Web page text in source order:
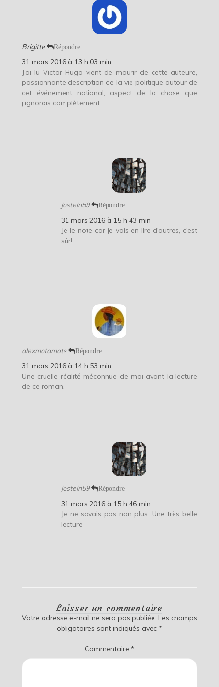
Brigitte Répondre
31 mars 2016 à 13 h 03 min
J’ai lu Victor Hugo vient de mourir de cette auteure,
passionnante description de la vie politique autour de
cet événement national, aspect de la chose que
j’ignorais complètement.
jostein59 Répondre
31 mars 2016 à 15 h 43 min
Je le note car je vais en lire d’autres, c’est
sûr!
alexmotamots Répondre
31 mars 2016 à 14 h 53 min
Une cruelle réalité méconnue de moi avant la lecture
de ce roman.
jostein59 Répondre
31 mars 2016 à 15 h 46 min
Je ne savais pas non plus. Une très belle
lecture
Laisser un commentaire
Votre adresse e-mail ne sera pas publiée. Les champs
obligatoires sont indiqués avec *
Commentaire *